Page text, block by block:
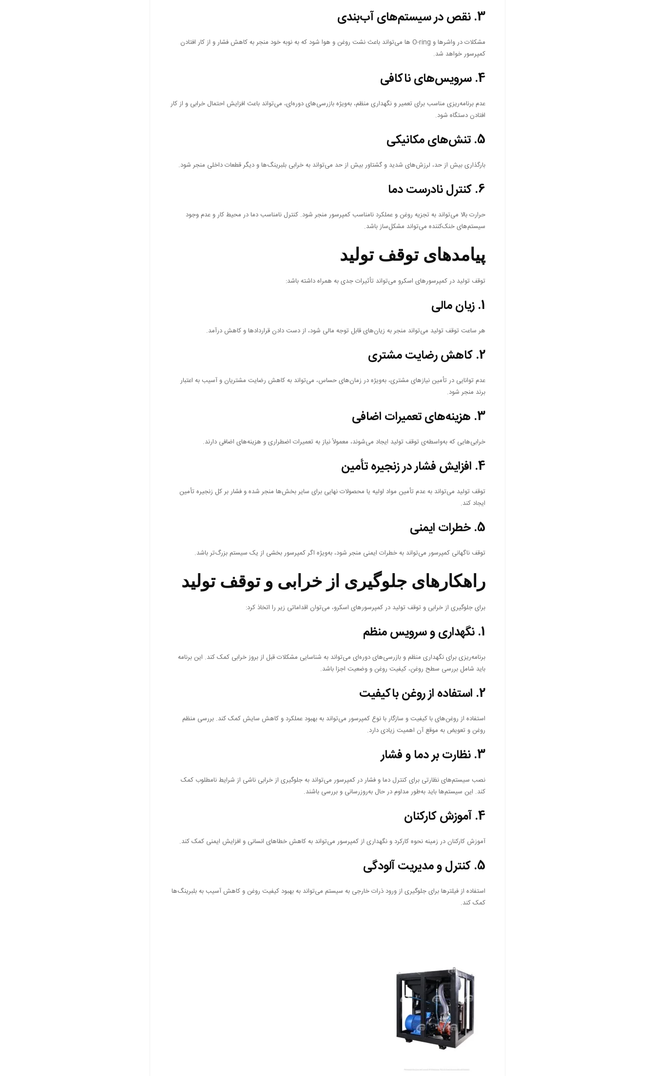
3. نقص در سیستم‌های آب‌بندی
مشکلات در واشرها و O-ring ها می‌تواند باعث نشت روغن و هوا شود که به نوبه خود منجر به کاهش فشار و از کار افتادن
کمپرسور خواهد شد.
4. سرویس‌های ناکافی
عدم برنامه‌ریزی مناسب برای تعمیر و نگهداری منظم، به‌ویژه بازرسی‌های دوره‌ای، می‌تواند باعث افزایش احتمال خرابی و از کار
افتادن دستگاه شود.
5. تنش‌های مکانیکی
بارگذاری بیش از حد، لرزش‌های شدید و گشتاور بیش از حد می‌تواند به خرابی بلبرینگ‌ها و دیگر قطعات داخلی منجر شود.
6. کنترل نادرست دما
حرارت بالا می‌تواند به تجزیه روغن و عملکرد نامناسب کمپرسور منجر شود. کنترل نامناسب دما در محیط کار و عدم وجود
سیستم‌های خنک‌کننده می‌تواند مشکل‌ساز باشد.
پیامدهای توقف تولید
توقف تولید در کمپرسورهای اسکرو می‌تواند تأثیرات جدی به همراه داشته باشد:
1. زیان مالی
هر ساعت توقف تولید می‌تواند منجر به زیان‌های قابل توجه مالی شود، از دست دادن قراردادها و کاهش درآمد.
2. کاهش رضایت مشتری
عدم توانایی در تأمین نیازهای مشتری، به‌ویژه در زمان‌های حساس، می‌تواند به کاهش رضایت مشتریان و آسیب به اعتبار
برند منجر شود.
3. هزینه‌های تعمیرات اضافی
خرابی‌هایی که به‌واسطه‌ی توقف تولید ایجاد می‌شوند، معمولاً نیاز به تعمیرات اضطراری و هزینه‌های اضافی دارند.
4. افزایش فشار در زنجیره تأمین
توقف تولید می‌تواند به عدم تأمین مواد اولیه یا محصولات نهایی برای سایر بخش‌ها منجر شده و فشار بر کل زنجیره تأمین
ایجاد کند.
5. خطرات ایمنی
توقف ناگهانی کمپرسور می‌تواند به خطرات ایمنی منجر شود، به‌ویژه اگر کمپرسور بخشی از یک سیستم بزرگ‌تر باشد.
راهکارهای جلوگیری از خرابی و توقف تولید
برای جلوگیری از خرابی و توقف تولید در کمپرسورهای اسکرو، می‌توان اقداماتی زیر را اتخاذ کرد:
1. نگهداری و سرویس منظم
برنامه‌ریزی برای نگهداری منظم و بازرسی‌های دوره‌ای می‌تواند به شناسایی مشکلات قبل از بروز خرابی کمک کند. این برنامه
باید شامل بررسی سطح روغن، کیفیت روغن و وضعیت اجزا باشد.
2. استفاده از روغن باکیفیت
استفاده از روغن‌های با کیفیت و سازگار با نوع کمپرسور می‌تواند به بهبود عملکرد و کاهش سایش کمک کند. بررسی منظم
روغن و تعویض به موقع آن اهمیت زیادی دارد.
3. نظارت بر دما و فشار
نصب سیستم‌های نظارتی برای کنترل دما و فشار در کمپرسور می‌تواند به جلوگیری از خرابی ناشی از شرایط نامطلوب کمک
کند. این سیستم‌ها باید به‌طور مداوم در حال به‌روزرسانی و بررسی باشند.
4. آموزش کارکنان
آموزش کارکنان در زمینه نحوه کارکرد و نگهداری از کمپرسور می‌تواند به کاهش خطاهای انسانی و افزایش ایمنی کمک کند.
5. کنترل و مدیریت آلودگی
استفاده از فیلترها برای جلوگیری از ورود ذرات خارجی به سیستم می‌تواند به بهبود کیفیت روغن و کاهش آسیب به بلبرینگ‌ها
کمک کند.